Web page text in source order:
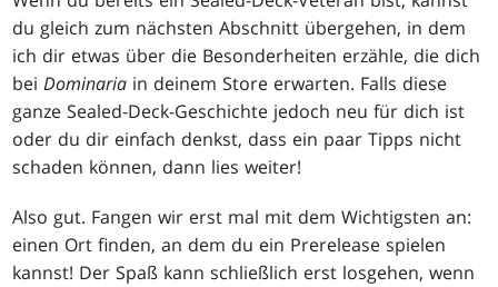
du gleich zum nächsten Abschnitt übergehen, in dem
ich dir etwas über die Besonderheiten erzähle, die dich
beiDominaria in deinem Store erwarten. Falls diese
ganze Sealed-Deck-Geschichte jedoch neu für dich ist
oder du dir einfach denkst, dass ein paar Tipps nicht
schaden können, dann lies weiter!
Also gut. Fangen wir erst mal mit dem Wichtigsten an:
einen Ort finden, an dem du ein Prerelease spielen
kannst! Der Spaß kann schließlich erst losgehen, wenn